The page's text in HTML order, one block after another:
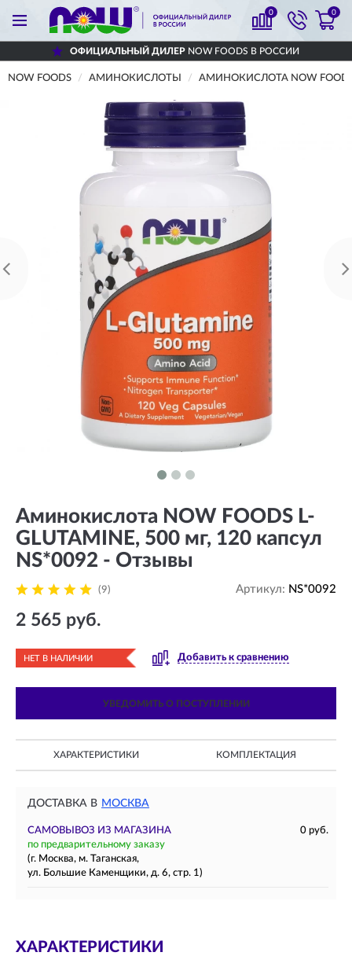
0 0
ОФИЦИАЛЬНЫЙ ДИЛЕРNOW FOODS В РОССИИ
NOW FOODS АМИНОКИСЛОТЫ АМИНОКИСЛОТА NOW
Аминокислота NOW FOODS L-
GLUTAMINE, 500 мг, 120 капсул
NS*0092 - Отзывы
(9) Артикул: NS*0092
2 565 руб.
НЕТ В НАЛИЧИИ Добавить к сравнению
УВЕДОМИТЬ О ПОСТУПЛЕНИИ
ХАРАКТЕРИСТИКИ КОМПЛЕКТАЦИЯ
ДОСТАВКА В МОСКВА
САМОВЫВОЗ ИЗ МАГАЗИНА
0 руб.
по предварительному заказу
(г. Москва, м. Таганская,
ул. Большие Каменщики, д. 6, стр. 1)
ХАРАКТЕРИСТИКИ